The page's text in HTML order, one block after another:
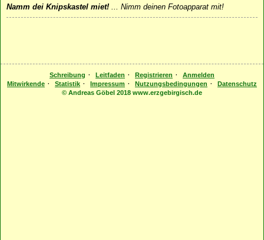
Namm dei Knipskastel miet! ... Nimm deinen Fotoapparat mit!
Schreibung · Leitfaden · Registrieren ·
Anmelden
Mitwirkende · Statistik · Impressum · Nutzungsbedingungen ·
Datenschutz
© Andreas Göbel 2018 www.erzgebirgisch.de